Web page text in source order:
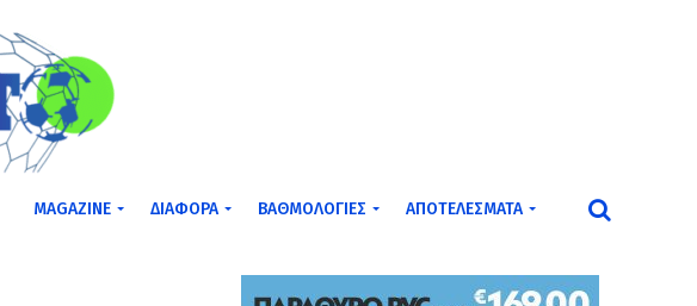
MAGAZINE ΔΙΆΦΟΡΑ ΒΑΘΜΟΛΟΓΊΕΣ ΑΠΟΤΕΛΈΣΜΑΤΑ